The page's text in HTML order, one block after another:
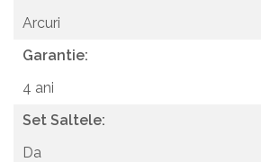
Arcuri
Garantie:
4 ani
Set Saltele:
Da